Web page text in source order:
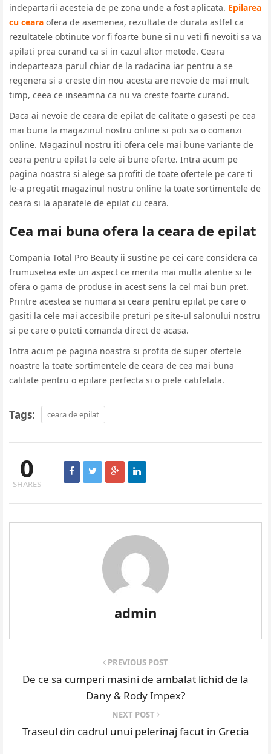
indepartarii acesteia de pe zona unde a fost aplicata. Epilarea
cu ceara ofera de asemenea, rezultate de durata astfel ca
rezultatele obtinute vor fi foarte bune si nu veti fi nevoiti sa va
apilati prea curand ca si in cazul altor metode. Ceara
indeparteaza parul chiar de la radacina iar pentru a se
regenera si a creste din nou acesta are nevoie de mai mult
timp, ceea ce inseamna ca nu va creste foarte curand.
Daca ai nevoie de ceara de epilat de calitate o gasesti pe cea
mai buna la magazinul nostru online si poti sa o comanzi
online. Magazinul nostru iti ofera cele mai bune variante de
ceara pentru epilat la cele ai bune oferte. Intra acum pe
pagina noastra si alege sa profiti de toate ofertele pe care ti
le-a pregatit magazinul nostru online la toate sortimentele de
ceara si la aparatele de epilat cu ceara.
Cea mai buna ofera la ceara de epilat
Compania Total Pro Beauty ii sustine pe cei care considera ca
frumusetea este un aspect ce merita mai multa atentie si le
ofera o gama de produse in acest sens la cel mai bun pret.
Printre acestea se numara si ceara pentru epilat pe care o
gasiti la cele mai accesibile preturi pe site-ul salonului nostru
si pe care o puteti comanda direct de acasa.
Intra acum pe pagina noastra si profita de super ofertele
noastre la toate sortimentele de ceara de cea mai buna
calitate pentru o epilare perfecta si o piele catifelata.
Tags: ceara de epilat
0
SHARES
admin
PREVIOUS POST
De ce sa cumperi masini de ambalat lichid de la
Dany & Rody Impex?
NEXT POST
Traseul din cadrul unui pelerinaj facut in Grecia